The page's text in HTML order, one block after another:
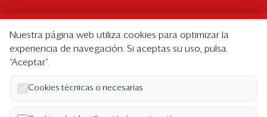
Suscripción individual
Paquetes corporativos
Edición Impresa
Nosotros
Nuestra página web utiliza cookies para optimizar la
experiencia de navegación. Si aceptas su uso, pulsa
“Aceptar”.
Cookies técnicas o necesarias